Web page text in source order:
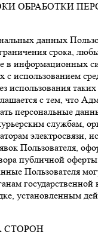
ОБРАБОТКИ
данных
срока,
в информационных
использованием
использования таких
с тем, что
персональные
службам,
электросвязи,
Пользователя,
публичной
Пользователя
государственной
установленным
СТОРОН